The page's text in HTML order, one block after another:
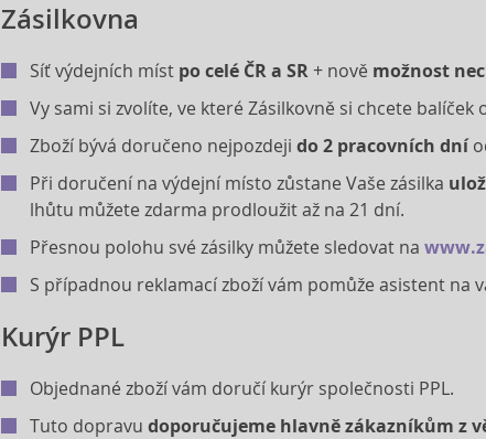
Zásilkovna
Síť výdejních míst po celé ČR a SR+ nově možnost
Vy sami si zvolíte, ve které Zásilkovně si chcete
Zboží bývá doručeno nejpozdeji do 2 pracovních dní
Při doručení na výdejní místo zůstane Vaše zásilka
lhůtu můžete zdarma prodloužit až na 21 dní.
Přesnou polohu své zásilky můžete sledovat na
S případnou reklamací zboží vám pomůže asistent na
Kurýr PPL
Objednané zboží vám doručí kurýr společnosti PPL.
Tuto dopravu doporučujeme hlavně zákazníkům z